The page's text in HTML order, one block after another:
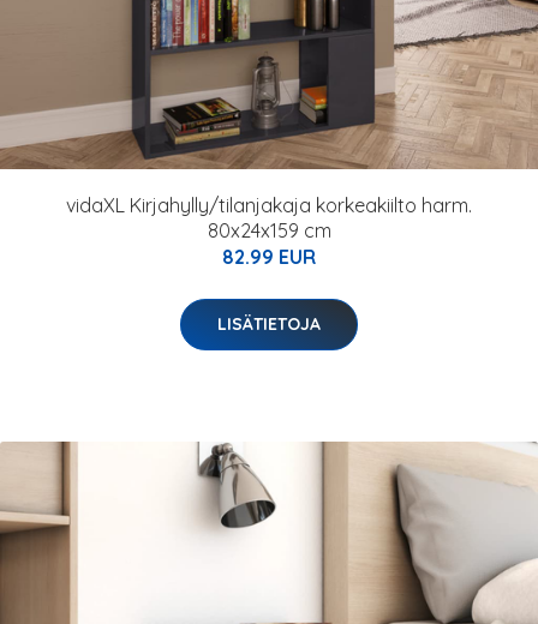
vidaXL Kirjahylly/tilanjakaja korkeakiilto harm.
80x24x159 cm
82.99 EUR
LISÄTIETOJA